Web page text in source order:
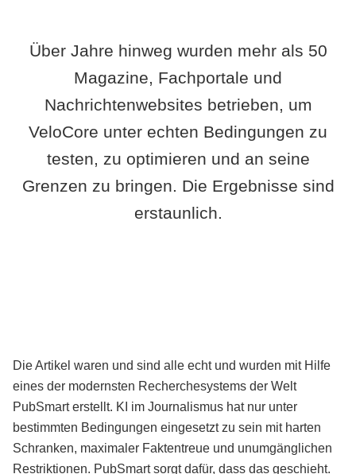
Über Jahre hinweg wurden mehr als 50
Magazine, Fachportale und
Nachrichtenwebsites betrieben, um
VeloCore unter echten Bedingungen zu
testen, zu optimieren und an seine
Grenzen zu bringen. Die Ergebnisse sind
erstaunlich.
Die Artikel waren und sind alle echt und wurden mit Hilfe
eines der modernsten Recherchesystems der Welt
PubSmart erstellt. KI im Journalismus hat nur unter
bestimmten Bedingungen eingesetzt zu sein mit harten
Schranken, maximaler Faktentreue und unumgänglichen
Restriktionen. PubSmart sorgt dafür, dass das geschieht.